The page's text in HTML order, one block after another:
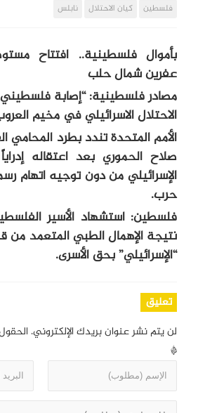
فلسطين كيان الاحتلال نابلس
بأموال فلسطينية.. افتتاح
عفرين شمال حلب
مصادر فلسطينية: “إصابة
الاحتلال الاسرائيلي في مخيم
الأمم المتحدة تندد بطرد
صلاح الحموري بعد اعتقاله
الإسرائيلي من دون توجيه اتهام
حرب.
فلسطين: استشهاد الأسير
نتيجة الإهمال الطبي المتعمد من
“الإسرائيلي” بحق الأسرى.
تعليق
لن يتم نشر عنوان بريدك الإلكتروني.
*